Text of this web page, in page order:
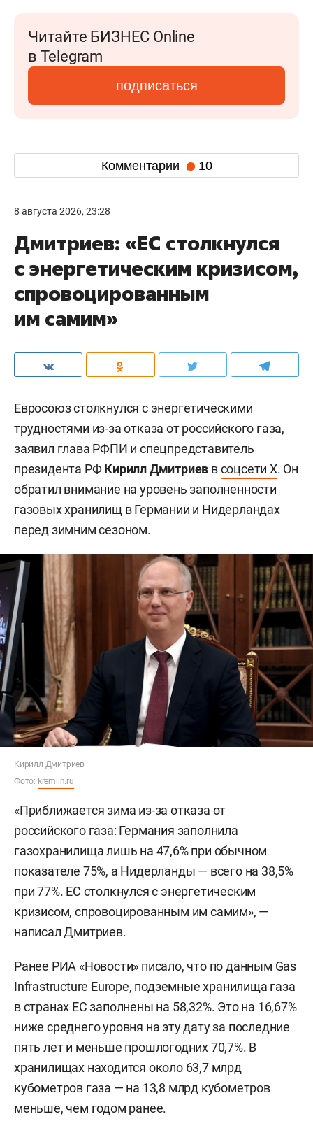
Читайте БИЗНЕС Online
в Telegram
подписаться
Комментарии 10
8 августа 2026, 23:28
Дмитриев: «ЕС столкнулся
с энергетическим кризисом,
спровоцированным
им самим»
Евросоюз столкнулся с энергетическими
трудностями из-за отказа от российского газа,
заявил глава РФПИ и спецпредставитель
президента РФКирилл Дмитриев всоцсети X. Он
обратил внимание на уровень заполненности
газовых хранилищ в Германии и Нидерландах
перед зимним сезоном.
Кирилл Дмитриев
Фото: kremlin.ru
«Приближается зима из-за отказа от
российского газа: Германия заполнила
газохранилища лишь на 47,6% при обычном
показателе 75%, а Нидерланды — всего на 38,5%
при 77%. ЕС столкнулся с энергетическим
кризисом, спровоцированным им самим», —
написал Дмитриев.
Ранее РИА «Новости» писало, что по данным Gas
Infrastructure Europe, подземные хранилища газа
в странах ЕС заполнены на 58,32%. Это на 16,67%
ниже среднего уровня на эту дату за последние
пять лет и меньше прошлогодних 70,7%. В
хранилищах находится около 63,7 млрд
кубометров газа — на 13,8 млрд кубометров
меньше, чем годом ранее.